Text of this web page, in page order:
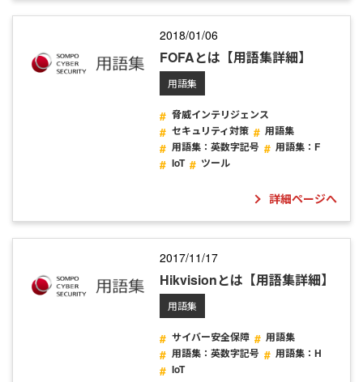
2018/01/06
FOFAとは【用語集詳細】
用語集
脅威インテリジェンス
セキュリティ対策
用語集
用語集：英数字記号
用語集：F
IoT
ツール
詳細ページへ
2017/11/17
Hikvisionとは【用語集詳細】
用語集
サイバー安全保障
用語集
用語集：英数字記号
用語集：H
IoT